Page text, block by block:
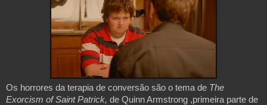
Os horrores da terapia de conversão são o tema de The
Exorcism of Saint Patrick, de Quinn Armstrong ,primeira parte de